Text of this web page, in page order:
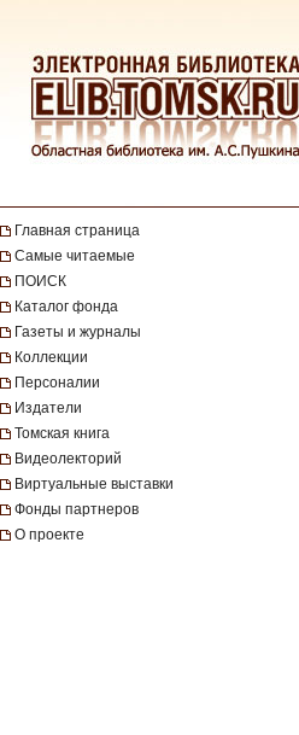
Главная страница
Самые читаемые
ПОИСК
Каталог фонда
Газеты и журналы
Коллекции
Персоналии
Издатели
Томская книга
Видеолекторий
Виртуальные выставки
Фонды партнеров
О проекте